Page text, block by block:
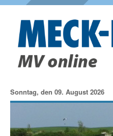
Sonntag, den 09. August 2026